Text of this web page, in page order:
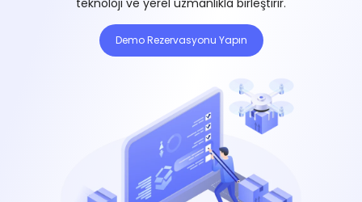
teknoloji ve yerel uzmanlıkla birleştirir.
Demo Rezervasyonu Yapın